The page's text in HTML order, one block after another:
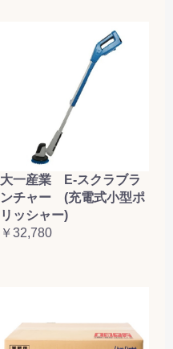
大一産業 E-スクラブラ
ンチャー (充電式小型ポ
リッシャー)
￥32,780